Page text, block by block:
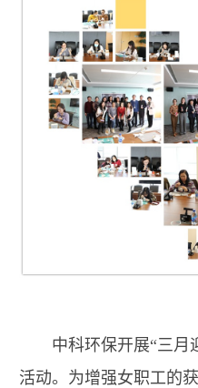
中科环保开展“三月
活动。为增强女职工的